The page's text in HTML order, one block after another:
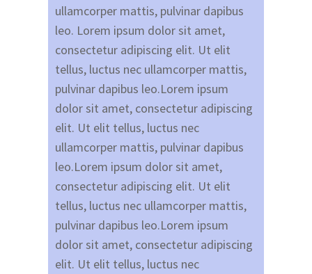
ullamcorper mattis, pulvinar dapibus
leo. Lorem ipsum dolor sit amet,
consectetur adipiscing elit. Ut elit
tellus, luctus nec ullamcorper mattis,
pulvinar dapibus leo.Lorem ipsum
dolor sit amet, consectetur adipiscing
elit. Ut elit tellus, luctus nec
ullamcorper mattis, pulvinar dapibus
leo.Lorem ipsum dolor sit amet,
consectetur adipiscing elit. Ut elit
tellus, luctus nec ullamcorper mattis,
pulvinar dapibus leo.Lorem ipsum
dolor sit amet, consectetur adipiscing
elit. Ut elit tellus, luctus nec